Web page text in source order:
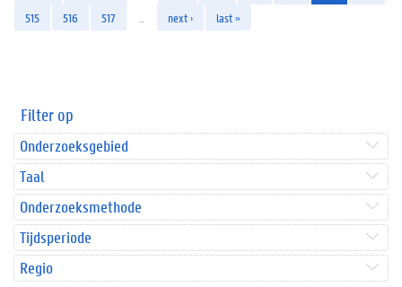
515
516 517 next › last »
Filter op
Onderzoeksgebied
Taal
Onderzoeksmethode
Tijdsperiode
Regio